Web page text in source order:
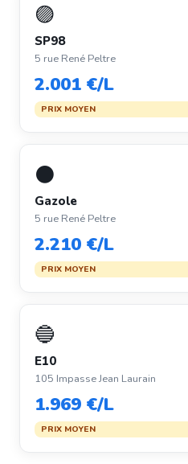
🟣
SP98
5 rue René Peltre
2.001 €/L
PRIX MOYEN
⚫
Gazole
5 rue René Peltre
2.210 €/L
PRIX MOYEN
🔵
E10
105 Impasse Jean Laurain
1.969 €/L
PRIX MOYEN